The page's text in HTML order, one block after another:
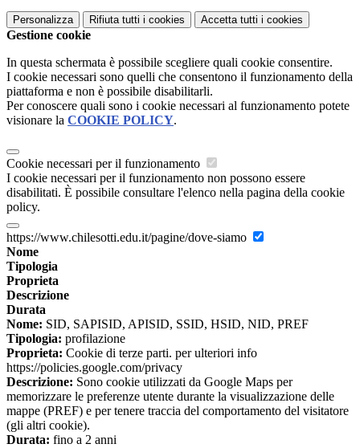
Personalizza Rifiuta tutti i cookies Accetta tutti i cookies
Gestione cookie
In questa schermata è possibile scegliere quali cookie consentire.
I cookie necessari sono quelli che consentono il funzionamento della
piattaforma e non è possibile disabilitarli.
Per conoscere quali sono i cookie necessari al funzionamento potete
visionare la COOKIE POLICY.
Cookie necessari per il funzionamento
I cookie necessari per il funzionamento non possono essere
disabilitati. È possibile consultare l'elenco nella pagina della cookie
policy.
https://www.chilesotti.edu.it/pagine/dove-siamo
Nome
Tipologia
Proprieta
Descrizione
Durata
Nome: SID, SAPISID, APISID, SSID, HSID, NID, PREF
Tipologia: profilazione
Proprieta: Cookie di terze parti. per ulteriori info
https://policies.google.com/privacy
Descrizione: Sono cookie utilizzati da Google Maps per
memorizzare le preferenze utente durante la visualizzazione delle
mappe (PREF) e per tenere traccia del comportamento del visitatore
(gli altri cookie).
Durata: fino a 2 anni